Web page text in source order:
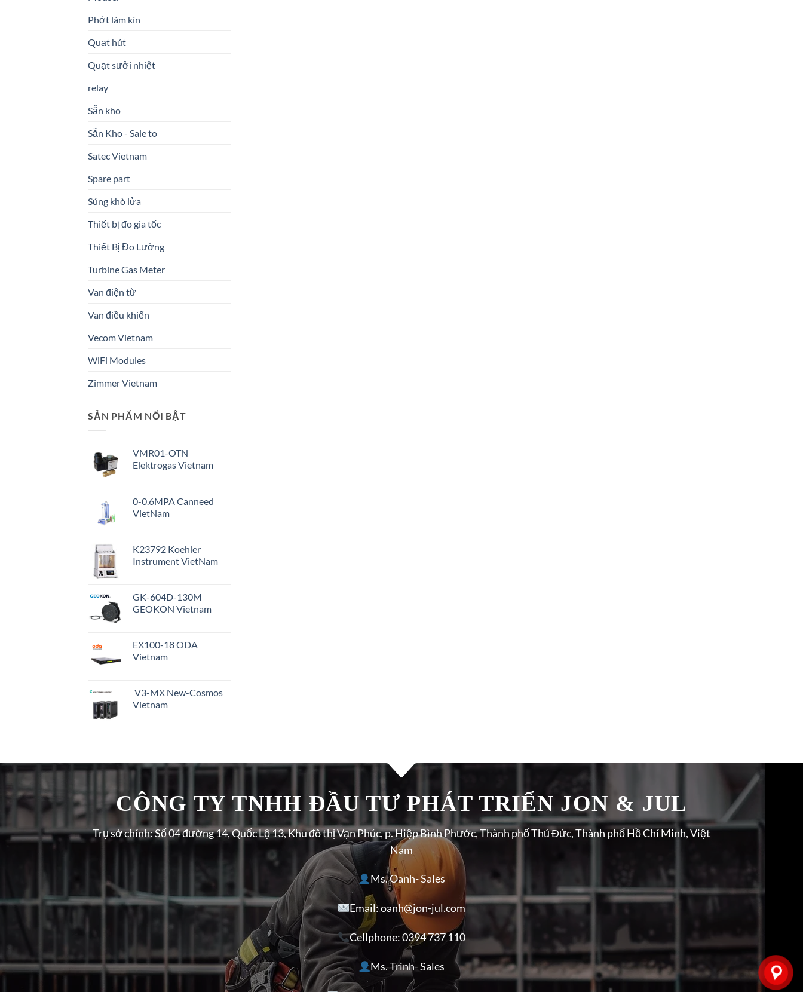
Phớt làm kín
Quạt hút
Quạt sưởi nhiệt
relay
Sẵn kho
Sẵn Kho - Sale to
Satec Vietnam
Spare part
Súng khò lửa
Thiết bị đo gia tốc
Thiết Bị Đo Lường
Turbine Gas Meter
Van điện từ
Van điều khiển
Vecom Vietnam
WiFi Modules
Zimmer Vietnam
SẢN PHẨM NỔI BẬT
VMR01-OTN
Elektrogas Vietnam
0-0.6MPA Canneed
VietNam
K23792 Koehler
Instrument VietNam
GK-604D-130M
GEOKON Vietnam
EX100-18 ODA
Vietnam
V3-MX New-Cosmos
Vietnam
CÔNG TY TNHH ĐẦU TƯ PHÁT TRIỂN JON & JUL
Trụ sở chính: Số 04 đường 14, Quốc Lộ 13, Khu đô thị Vạn Phúc, p. Hiệp Bình Phước, Thành phố Thủ Đức, Thành phố Hồ Chí Minh, Việt
Nam
Ms. Oanh- Sales
Email: oanh@jon-jul.com
Cellphone:0394 737 110
Ms. Trinh- Sales